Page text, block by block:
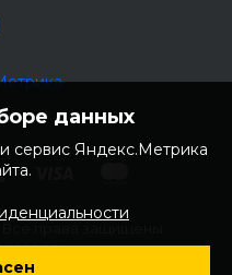
данных
сервис Яндекс.Метрика